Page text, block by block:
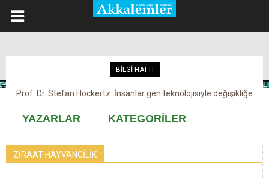
BİLGİ HATTI
Prof. Dr. Stefan Hockertz: İnsanlar gen teknolojisiyle değişikliğe
YAZARLAR KATEGORİLER
ZİRAAT-HAYVANCİLİK